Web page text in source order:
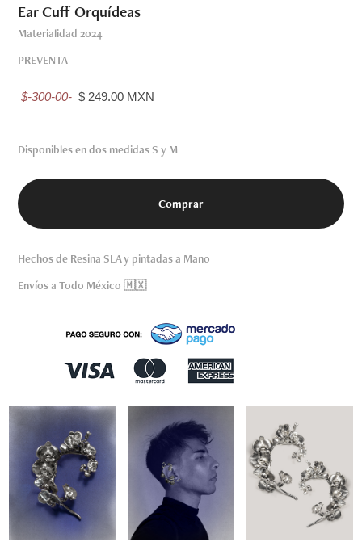
Ear Cuff Orquídeas
Materialidad 2024
PREVENTA
$̶-3̶0̶0̶-0̶0̶-$ 249.00 MXN
Disponibles en dos medidas S y M
Comprar
Hechos de Resina SLA y pintadas a Mano
Envíos a Todo México 🇲🇽